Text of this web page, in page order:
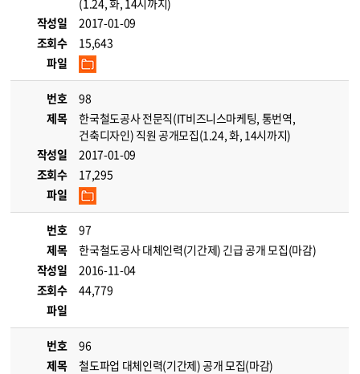
(1.24, 화, 14시까지)
작성일
2017-01-09
조회수
15,643
파일
번호
98
제목
한국철도공사 전문직(IT비즈니스마케팅, 통번역,
건축디자인) 직원 공개모집(1.24, 화, 14시까지)
작성일
2017-01-09
조회수
17,295
파일
번호
97
제목
한국철도공사 대체인력(기간제) 긴급 공개 모집(마감)
작성일
2016-11-04
조회수
44,779
파일
번호
96
제목
철도파업 대체인력(기간제) 공개 모집(마감)